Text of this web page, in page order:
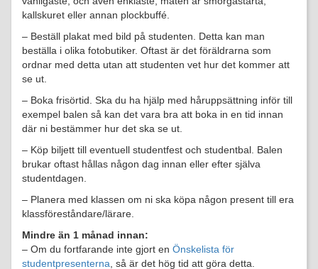
kallskuret eller annan plockbuffé.
– Beställ plakat med bild på studenten. Detta kan man
beställa i olika fotobutiker. Oftast är det föräldrarna som
ordnar med detta utan att studenten vet hur det kommer att
se ut.
– Boka frisörtid. Ska du ha hjälp med håruppsättning inför till
exempel balen så kan det vara bra att boka in en tid innan
där ni bestämmer hur det ska se ut.
– Köp biljett till eventuell studentfest och studentbal. Balen
brukar oftast hållas någon dag innan eller efter själva
studentdagen.
– Planera med klassen om ni ska köpa någon present till era
klassföreståndare/lärare.
Mindre än 1 månad innan:
– Om du fortfarande inte gjort en Önskelista för
studentpresenterna , så är det hög tid att göra detta.